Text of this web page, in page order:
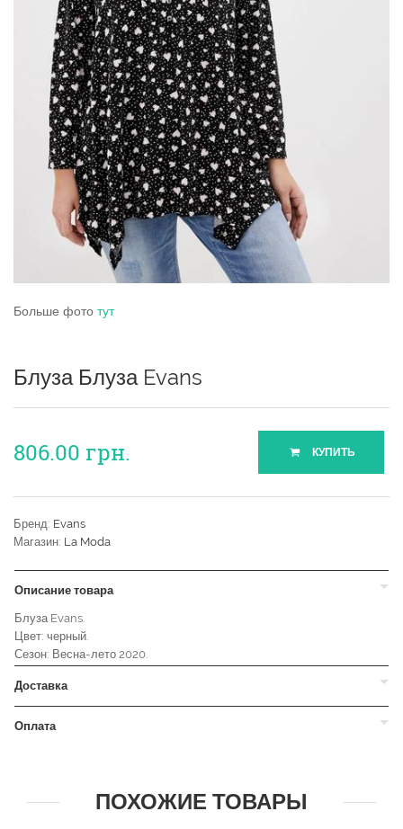
Больше фото тут
Блуза Блуза Evans
806.00 грн. КУПИТЬ
Бренд: Evans
Магазин: La Moda
Описание товара
Блуза Evans.
Цвет: черный.
Сезон: Весна-лето 2020.
Доставка
Оплата
ПОХОЖИЕ ТОВАРЫ